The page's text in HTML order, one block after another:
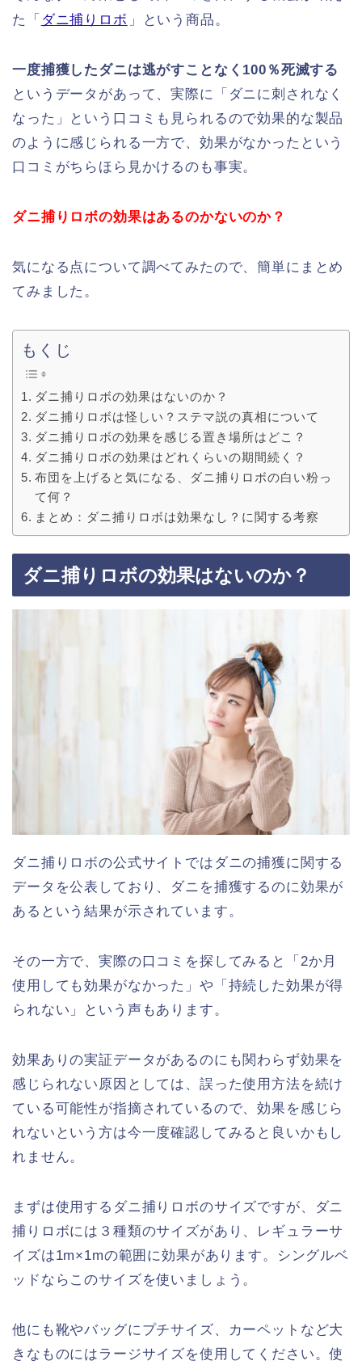
た「 ダニ捕りロボ 」という商品。
一度捕獲したダニは逃がすことなく100％死滅する
というデータがあって、実際に「ダニに刺されなく
なった」という口コミも見られるので効果的な製品
のように感じられる一方で、効果がなかったという
口コミがちらほら見かけるのも事実。
ダニ捕りロボの効果はあるのかないのか？
気になる点について調べてみたので、簡単にまとめ
てみました。
もくじ
ダニ捕りロボの効果はないのか？
ダニ捕りロボは怪しい？ステマ説の真相について
ダニ捕りロボの効果を感じる置き場所はどこ？
ダニ捕りロボの効果はどれくらいの期間続く？
布団を上げると気になる、ダニ捕りロボの白い粉っ
て何？
まとめ：ダニ捕りロボは効果なし？に関する考察
ダニ捕りロボの効果はないのか？
ダニ捕りロボの公式サイトではダニの捕獲に関する
データを公表しており、ダニを捕獲するのに効果が
あるという結果が示されています。
その一方で、実際の口コミを探してみると「2か月
使用しても効果がなかった」や「持続した効果が得
られない」という声もあります。
効果ありの実証データがあるのにも関わらず効果を
感じられない原因としては、誤った使用方法を続け
ている可能性が指摘されているので、効果を感じら
れないという方は今一度確認してみると良いかもし
れません。
まずは使用するダニ捕りロボのサイズですが、ダニ
捕りロボには３種類のサイズがあり、レギュラーサ
イズは1m×1mの範囲に効果があります。シングルベ
ッドならこのサイズを使いましょう。
他にも靴やバッグにプチサイズ、カーペットなど大
きなものにはラージサイズを使用してください。使